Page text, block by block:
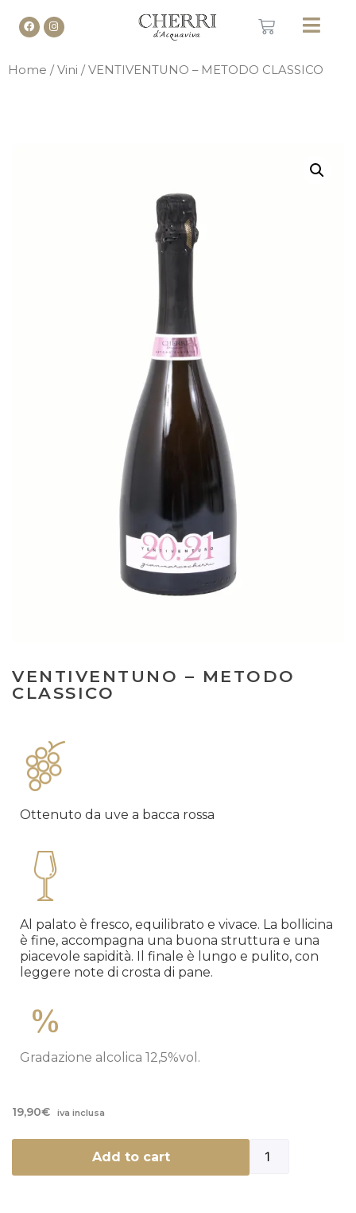
Home /Vini / VENTIVENTUNO – METODO CLASSICO
VENTIVENTUNO – METODO
CLASSICO
Ottenuto da uve a bacca rossa
Al palato è fresco, equilibrato e vivace. La bollicina
è fine, accompagna una buona struttura e una
piacevole sapidità. Il finale è lungo e pulito, con
leggere note di crosta di pane.
Gradazione alcolica 12,5%vol.
19,90€ iva inclusa
Add to cart